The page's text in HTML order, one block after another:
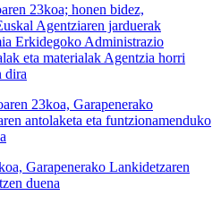
23koa; honen bidez,
Agentziaren jarduerak
Erkidegoko Administrazio
eta materialak Agentzia horri
dira
23koa, Garapenerako
antolaketa eta funtzionamenduko
Garapenerako Lankidetzaren
duena